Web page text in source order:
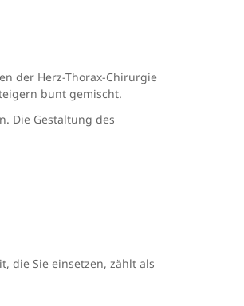
der Herz-Thorax-Chirurgie
bunt gemischt.
Die Gestaltung des
die Sie einsetzen, zählt als